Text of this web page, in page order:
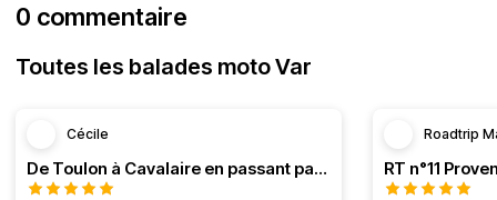
0 commentaire
Toutes les balades moto Var
Cécile
De Toulon à Cavalaire en passant par la côte
Roadtrip